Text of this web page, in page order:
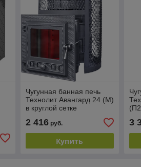
Чугунная банная печь
Технолит Авангард 24 (М)
в круглой сетке
2 416руб.
Купить
3